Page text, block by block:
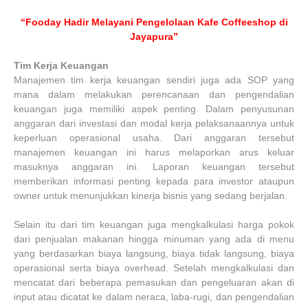
“Fooday Hadir Melayani Pengelolaan Kafe Coffeeshop di
Jayapura”
Tim Kerja Keuangan
Manajemen tim kerja keuangan sendiri juga ada SOP yang
mana dalam melakukan perencanaan dan pengendalian
keuangan juga memiliki aspek penting. Dalam penyusunan
anggaran dari investasi dan modal kerja pelaksanaannya untuk
keperluan operasional usaha. Dari anggaran tersebut
manajemen keuangan ini harus melaporkan arus keluar
masuknya anggaran ini. Laporan keuangan tersebut
memberikan informasi penting kepada para investor ataupun
owner untuk menunjukkan kinerja bisnis yang sedang berjalan.
Selain itu dari tim keuangan juga mengkalkulasi harga pokok
dari penjualan makanan hingga minuman yang ada di menu
yang berdasarkan biaya langsung, biaya tidak langsung, biaya
operasional serta biaya overhead. Setelah mengkalkulasi dan
mencatat dari beberapa pemasukan dan pengeluaran akan di
input atau dicatat ke dalam neraca, laba-rugi, dan pengendalian